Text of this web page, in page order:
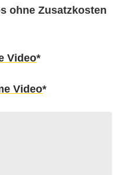
ohne Zusatzkosten
Video*
Video*